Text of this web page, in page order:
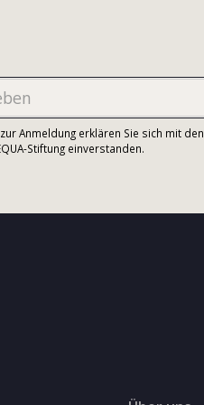
Anmeldung erklären Sie sich mit den
Stiftung einverstanden.